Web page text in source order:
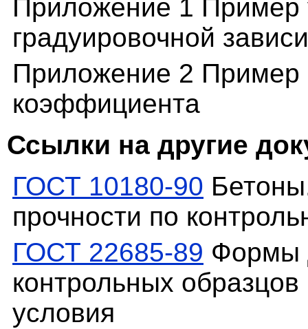
Приложение 1 Пример
градуировочной
Приложение 2 Пример
коэффициента
Ссылки на другие
ГОСТ 10180-90
прочности по
ГОСТ 22685-89 Формы
контрольных
условия